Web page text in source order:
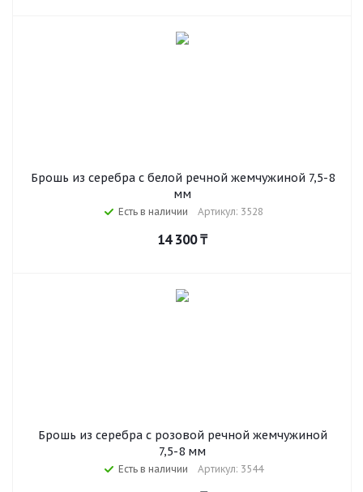
Брошь из серебра с белой речной жемчужиной 7,5-8
мм
Есть в наличии Артикул: 3528
14 300₸
Брошь из серебра с розовой речной жемчужиной
7,5-8 мм
Есть в наличии Артикул: 3544